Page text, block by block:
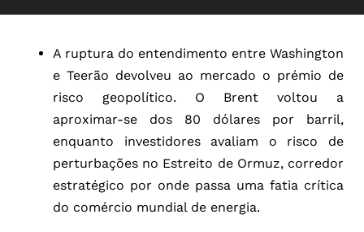
A ruptura do entendimento entre Washington
e Teerão devolveu ao mercado o prémio de
risco geopolítico. O Brent voltou a
aproximar-se dos 80 dólares por barril,
enquanto investidores avaliam o risco de
perturbações no Estreito de Ormuz, corredor
estratégico por onde passa uma fatia crítica
do comércio mundial de energia.